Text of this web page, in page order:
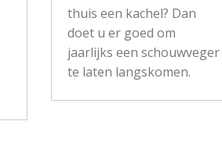
thuis een kachel? Dan
doet u er goed om
jaarlijks een schouwveger
te laten langskomen.